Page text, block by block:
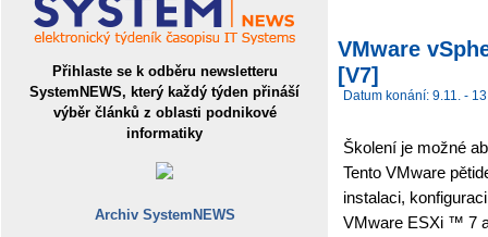
Přihlaste se k odběru newsletteru
SystemNEWS, který každý týden přináší
výběr článků z oblasti podnikové
informatiky
Archiv SystemNEWS
VMware
[V7]
Datum konání: 9.11. -
Školení je možné
Tento VMware
instalaci,
VMware ESXi ™ 7